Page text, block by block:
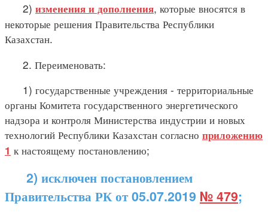
2) изменения и дополнения, которые вносятся в
некоторые решения Правительства Республики
Казахстан.
2. Переименовать:
1) государственные учреждения - территориальные
органы Комитета государственного энергетического
надзора и контроля Министерства индустрии и новых
технологий Республики Казахстан согласно приложению
1 к настоящему постановлению;
2) исключен постановлением
Правительства РК от 05.07.2019 № 479;